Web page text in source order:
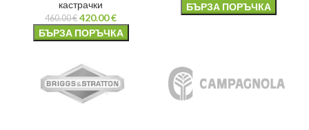
кастрачки
460.00€ 420.00€
БЪРЗА ПОРЪЧКА
БЪРЗА ПОРЪЧКА